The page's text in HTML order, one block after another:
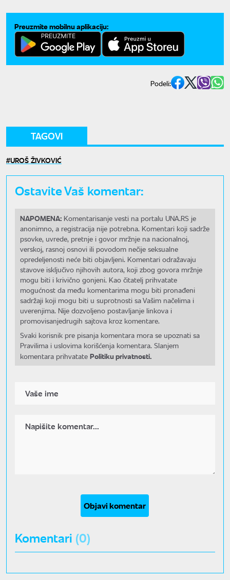
Preuzmite mobilnu aplikaciju:
Podeli:
TAGOVI
UROŠ ŽIVKOVIĆ
Ostavite Vaš komentar:
NAPOMENA: Komentarisanje vesti na portalu UNA.RS je
anonimno, a registracija nije potrebna. Komentari koji sadrže
psovke, uvrede, pretnje i govor mržnje na nacionalnoj,
verskoj, rasnoj osnovi ili povodom nečije seksualne
opredeljenosti neće biti objavljeni. Komentari odražavaju
stavove isključivo njihovih autora, koji zbog govora mržnje
mogu biti i krivično gonjeni. Kao čitatelj prihvatate
mogućnost da među komentarima mogu biti pronađeni
sadržaji koji mogu biti u suprotnosti sa Vašim načelima i
uverenjima. Nije dozvoljeno postavljanje linkova i
promovisanjedrugih sajtova kroz komentare.
Svaki korisnik pre pisanja komentara mora se upoznati sa
Pravilima i uslovima korišćenja komentara. Slanjem
komentara prihvatate Politiku privatnosti.
Objavi komentar
Komentari (0)